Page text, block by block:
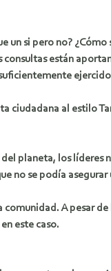
un si pero no? ¿Cómo
están
ciudadana al estilo
planeta, los líderes
no se podía
comunidad. A pesar
este caso.